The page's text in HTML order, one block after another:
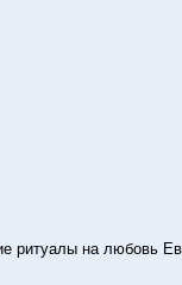
на любовь